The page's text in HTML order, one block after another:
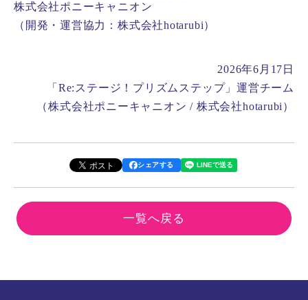
株式会社ポニーキャニオン
（開発・運営協力：株式会社hotarubi）
2026年6月17日
「Re:ステージ！プリズムステップ」運営チーム
（株式会社ポニーキャニオン / 株式会社hotarubi）
シェアする
一覧へ戻る